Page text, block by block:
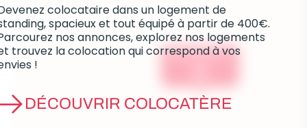
colocataire dans un logement de
spacieux et tout équipé à partir de 400€.
nos annonces, explorez nos logements
trouvez la colocation qui correspond à vos
!
DÉCOUVRIR COLOCATÈRE
Colocations :